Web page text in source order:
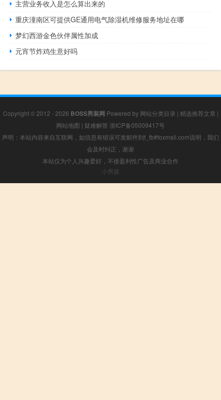
主营业务收入是怎么算出来的
重庆潼南区可提供GE通用电气除湿机维修服务地址在哪
梦幻西游金色伙伴属性加成
元宵节炸鸡生意好吗
Copyright © 2012 - 2026 BOSS男装网 Powered by 网站分类目录 | 精选推荐文章 |
网站地图 | 疑难解答 浙ICP备05009417号
声明：本站内容来自互联网，如信息有错误可发邮件到f_fb#foxmail.com说明，我们
会及时纠正，谢谢
本站仅为个人兴趣爱好，不接盈利性广告及商业合作
小男孩